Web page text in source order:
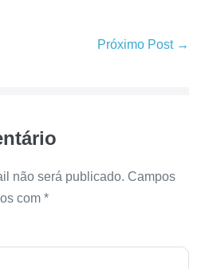
Próximo Post →
não será publicado. Campos
com *